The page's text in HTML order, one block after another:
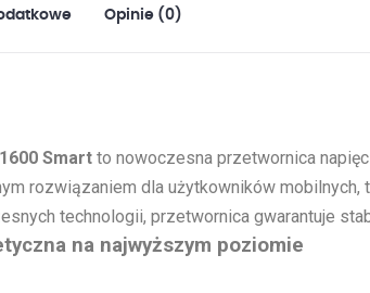
Opinie (0)
Smart to nowoczesna przetwornica
rozwiązaniem dla użytkowników
technologii, przetwornica gwarantuje
na najwyższym poziomie